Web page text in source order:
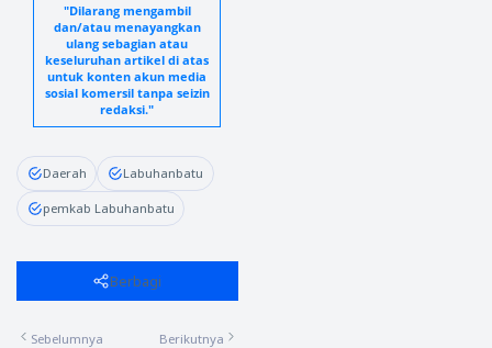
"Dilarang mengambil
dan/atau menayangkan
ulang sebagian atau
keseluruhan artikel di atas
untuk konten akun media
sosial komersil tanpa seizin
redaksi."
Daerah Labuhanbatu
pemkab Labuhanbatu
Berbagi
Sebelumnya Berikutnya